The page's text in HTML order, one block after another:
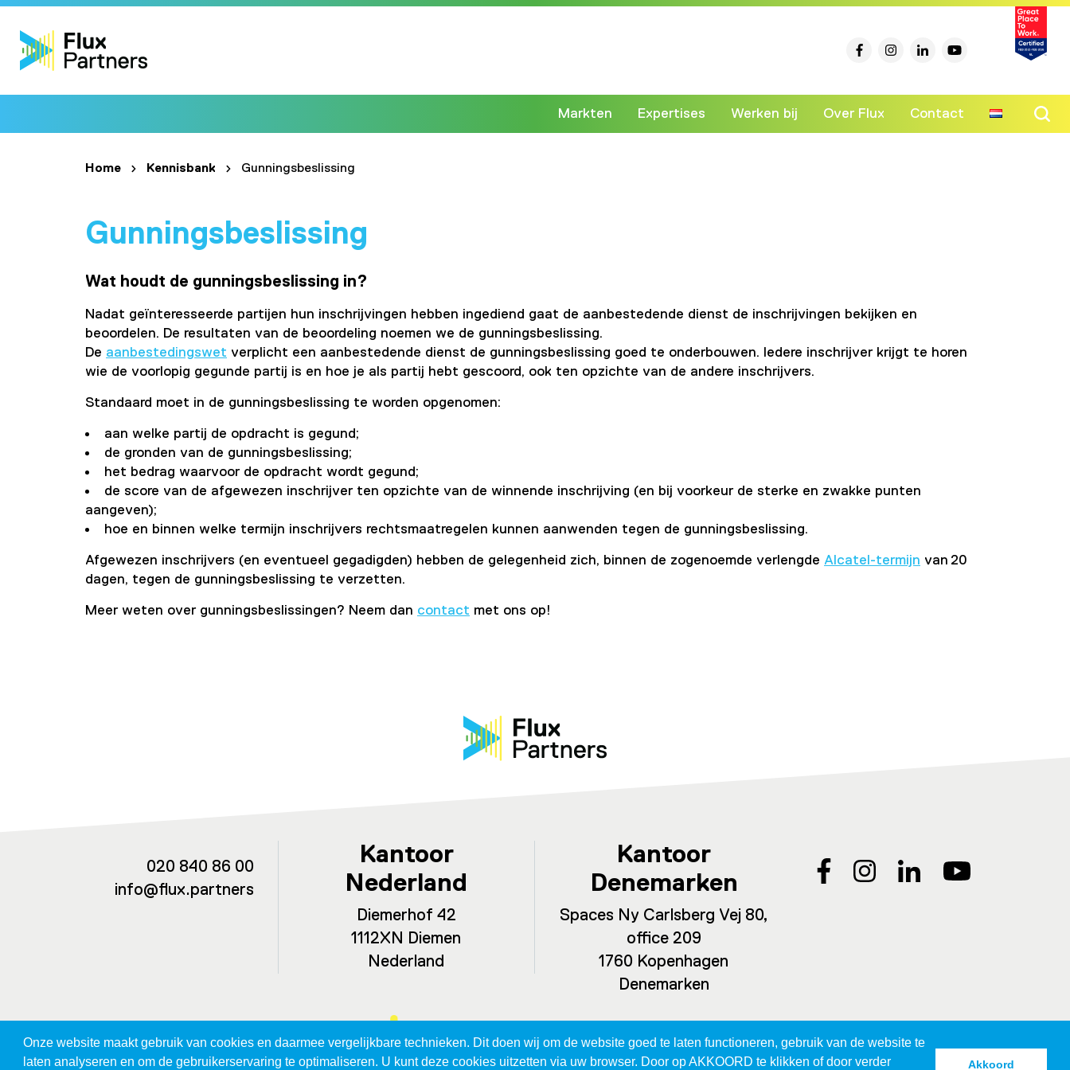
Onze website maakt gebruik van cookies en daarmee vergelijkbare technieken. Dit doen wij om de website goed te laten functioneren, gebruik van de website te
laten analyseren en om de gebruikerservaring te optimaliseren. U kunt deze cookies uitzetten via uw browser. Door op AKKOORD te klikken of door verder
Akkoord
Markten Expertises Werken bij Over Flux Contact
Home Kennisbank Gunningsbeslissing
Gunningsbeslissing
Wat houdt de gunningsbeslissing in?
Nadat geïnteresseerde partijen hun inschrijvingen hebben ingediend gaat de aanbestedende dienst de inschrijvingen bekijken en
beoordelen. De resultaten van de beoordeling noemen we de gunningsbeslissing.
De aanbestedingswet verplicht een aanbestedende dienst de gunningsbeslissing goed te onderbouwen. Iedere inschrijver krijgt te horen
wie de voorlopig gegunde partij is en hoe je als partij hebt gescoord, ook ten opzichte van de andere inschrijvers.
Standaard moet in de gunningsbeslissing te worden opgenomen:
aan welke partij de opdracht is gegund;
de gronden van de gunningsbeslissing;
het bedrag waarvoor de opdracht wordt gegund;
de score van de afgewezen inschrijver ten opzichte van de winnende inschrijving (en bij voorkeur de sterke en zwakke punten
aangeven);
hoe en binnen welke termijn inschrijvers rechtsmaatregelen kunnen aanwenden tegen de gunningsbeslissing.
Afgewezen inschrijvers (en eventueel gegadigden) hebben de gelegenheid zich, binnen de zogenoemde verlengde Alcatel-termijn van 20
dagen, tegen de gunningsbeslissing te verzetten.
Meer weten over gunningsbeslissingen? Neem dan contact met ons op!
020 840 86 00
info@flux.partners
Kantoor
Nederland
Diemerhof 42
1112XN Diemen
Nederland
Kantoor
Denemarken
Spaces Ny Carlsberg Vej 80,
office 209
1760 Kopenhagen
Denemarken